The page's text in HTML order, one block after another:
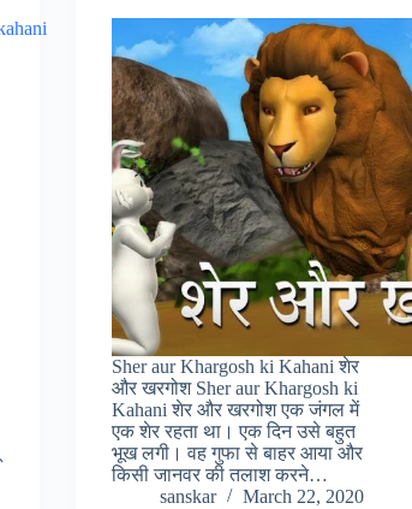
Sher aur Khargosh ki Kahani शेर
और खरगोश Sher aur Khargosh ki
Kahani शेर और खरगोश एक जंगल में
एक शेर रहता था। एक दिन उसे बहुत
भूख लगी। वह गुफा से बाहर आया और
किसी जानवर की तलाश करने…
sanskar
March 22, 2020